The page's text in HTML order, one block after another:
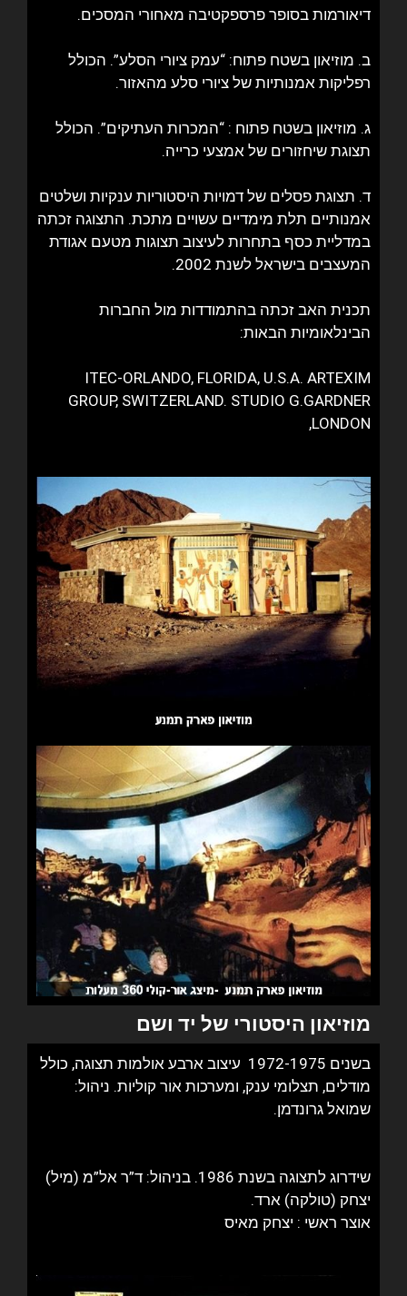
דיאורמות בסופר פרספקטיבה מאחורי המסכים.
ב. מוזיאון בשטח פתוח: “עמק ציורי הסלע”. הכולל
רפליקות אמנותיות של ציורי סלע מהאזור.
ג. מוזיאון בשטח פתוח : “המכרות העתיקים”. הכולל
תצוגת שיחזורים של אמצעי כרייה.
ד. תצוגת פסלים של דמויות היסטוריות ענקיות ושלטים
אמנותיים תלת מימדיים עשויים מתכת. התצוגה זכתה
במדליית כסף בתחרות לעיצוב תצוגות מטעם אגודת
המעצבים בישראל לשנת 2002.
תכנית האב זכתה בהתמודדות מול החברות
הבינלאומיות הבאות:
ITEC-ORLANDO, FLORIDA, U.S.A. ARTEXIM
GROUP, SWITZERLAND. STUDIO G.GARDNER
LONDON,
מוזיאון היסטורי של יד ושם
בשנים 1972-1975 עיצוב ארבע אולמות תצוגה, כולל
מודלים, תצלומי ענק, ומערכות אור קוליות. ניהול:
שמואל גרונדמן.
שידרוג לתצוגה בשנת 1986. בניהול: ד”ר אל”מ (מיל)
יצחק (טולקה) ארד.
אוצר ראשי : יצחק מאיס